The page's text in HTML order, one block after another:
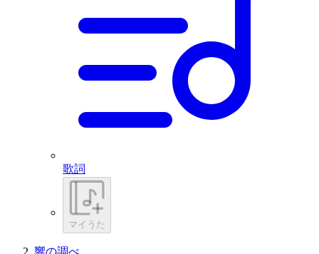
歌詞
マイうた
響の調べ